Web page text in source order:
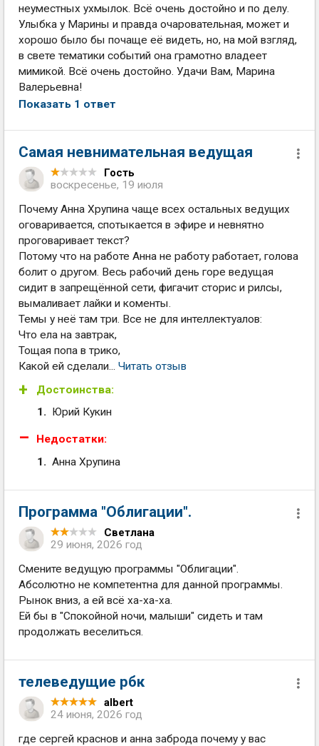
неуместных ухмылок. Всё очень достойно и по делу.
Улыбка у Марины и правда очаровательная, может и
хорошо было бы почаще её видеть, но, на мой взгляд,
в свете тематики событий она грамотно владеет
мимикой. Всё очень достойно. Удачи Вам, Марина
Валерьевна!
Показать 1 ответ
Самая невнимательная ведущая
Гость
воскресенье, 19 июля
Почему Анна Хрупина чаще всех остальных ведущих
оговаривается, спотыкается в эфире и невнятно
проговаривает текст?
Потому что на работе Анна не работу работает, голова
болит о другом. Весь рабочий день горе ведущая
сидит в запрещённой сети, фигачит сторис и рилсы,
вымаливает лайки и коменты.
Темы у неё там три. Все не для интеллектуалов:
Что ела на завтрак,
Тощая попа в трико,
Какой ей сделали... Читать отзыв
Достоинства:
Юрий Кукин
Недостатки:
Анна Хрупина
Программа "Облигации".
Светлана
29 июня, 2026 год
Смените ведущую программы "Облигации".
Абсолютно не компетентна для данной программы.
Рынок вниз, а ей всё ха-ха-ха.
Ей бы в "Спокойной ночи, малыши" сидеть и там
продолжать веселиться.
телеведущие рбк
albert
24 июня, 2026 год
где сергей краснов и анна заброда почему у вас